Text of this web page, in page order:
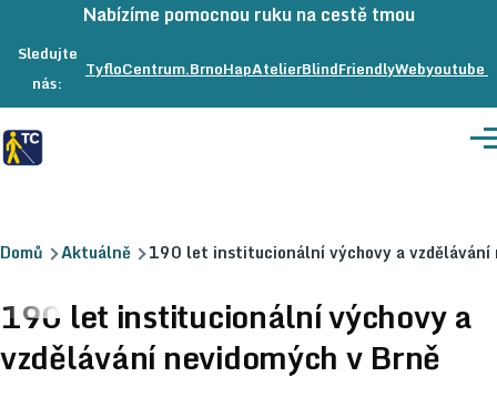
Přeskočit na hlavní obsah
Nabízíme pomocnou ruku na cestě tmou
Sledujte
nás:
TyfloCentrum.Brnona
HapAtelierna
BlindFriendlyWebna
youtube
Drobečková
navigace
Domů Aktuálně 190 let institucionální výchovy a vzdělávání
190 let institucionální výchovy a
vzdělávání nevidomých v Brně